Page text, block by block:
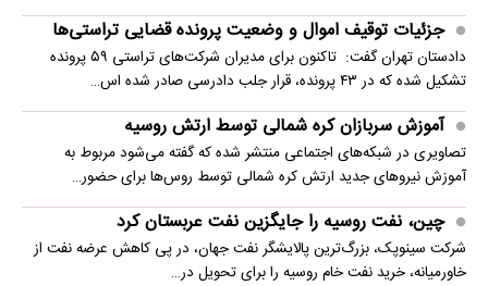
جزئیات توقیف اموال و وضعیت پرونده قضایی تراستی‌ها
دادستان تهران گفت: تاکنون برای مدیران شرکت‌های تراستی ۵۹ پرونده
تشکیل شده که در ۴۳ پرونده، قرار جلب دادرسی صادر شده اس…
آموزش سربازان کره شمالی توسط ارتش روسیه
تصاویری در شبکه‌های اجتماعی منتشر شده که گفته می‌شود مربوط به
آموزش نیروهای جدید ارتش کره شمالی توسط روس‌ها برای حضور…
چین، نفت روسیه را جایگزین نفت عربستان کرد
شرکت سینوپک، بزرگ‌ترین پالایشگر نفت جهان، در پی کاهش عرضه نفت از
خاورمیانه، خرید نفت خام روسیه را برای تحویل در…